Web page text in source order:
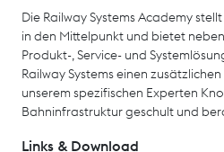
Die Railway Systems Academy
in den Mittelpunkt und bietet
Produkt-, Service- und
Railway Systems einen
unserem spezifischen Experten
Bahninfrastruktur geschult und
Links & Download